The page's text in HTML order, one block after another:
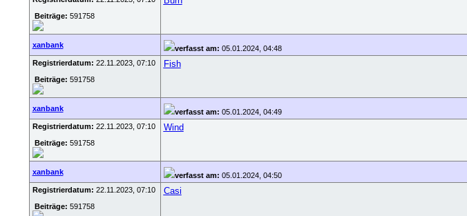
Beiträge: 591758
xanbank verfasst am: 05.01.2024, 04:48
Registrierdatum: 22.11.2023, 07:10
Beiträge: 591758
Fish
xanbank verfasst am: 05.01.2024, 04:49
Registrierdatum: 22.11.2023, 07:10
Beiträge: 591758
Wind
xanbank verfasst am: 05.01.2024, 04:50
Registrierdatum: 22.11.2023, 07:10
Beiträge: 591758
Casi